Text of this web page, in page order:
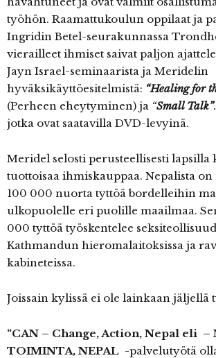
työhön. Raamattukoulun oppilaat ja
Ingridin Betel-seurakunnassa
vierailleet ihmiset saivat paljon
Jayn Israel-seminaarista ja Meridelin
hyväksikäyttöesitelmistä: “Healing for
(Perheen eheytyminen) ja “Small Talk”
jotka ovat saatavilla DVD-levyinä.
Meridel selosti perusteellisesti lapsilla
tuottoisaa ihmiskauppaa. Nepalista
100 000 nuorta tyttöä bordelleihin
ulkopuolelle eri puolille maailmaa.
000 tyttöä työskentelee
Kathmandun hieromalaitoksissa ja
kabineteissa.
Joissain kylissä ei ole lainkaan jäljellä
“CAN – Change, Action, Nepal eli –
TOIMINTA, NEPAL -palvelutyötä